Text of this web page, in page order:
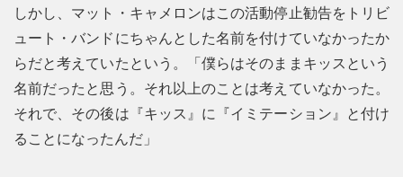
しかし、マット・キャメロンはこの活動停止勧告をトリビ
ュート・バンドにちゃんとした名前を付けていなかったか
らだと考えていたという。「僕らはそのままキッスという
名前だったと思う。それ以上のことは考えていなかった。
それで、その後は『キッス』に『イミテーション』と付け
ることになったんだ」